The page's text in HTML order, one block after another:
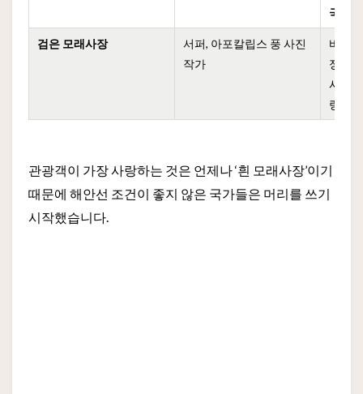
국
검은 모래사장
서퍼, 아포칼립스 풍 사진
작가
바람
정적
사진
랑함
관광객이 가장 사랑하는 것은 언제나 ‘흰 모래사장’이기
때문에 해안선 조건이 좋지 않은 국가들은 머리를 쓰기
시작했습니다.